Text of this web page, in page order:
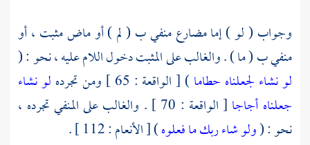
وجواب ( لو ) إما مضارع منفي ب ( لم ) أو ماض مثبت ، أو
منفي ب ( ما ) . والغالب على المثبت دخول اللام عليه ، نحو : (
لو نشاء لجعلناه حطاما) [ الواقعة : 65 ] ومن تجرده
لو نشاء
جعلناه أجاجا
[ الواقعة : 70 ] . والغالب على المنفي تجرده ،
نحو : (ولو شاء ربك ما فعلوه) [ الأنعام : 112 ] .